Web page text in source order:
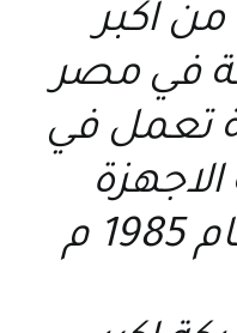
اكبر
في مصر
تعمل في
م